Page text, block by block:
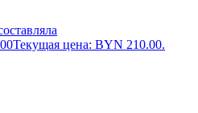
Текущая цена: BYN 210.00.